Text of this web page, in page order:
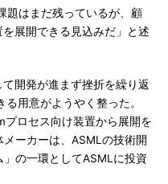
題はまだ残っているが、顧
展開できる見込みだ」と述
開発が進まず挫折を繰り返
用意がようやく整った。
ロセス向け装置から展開を
ーカーは、ASMLの技術開
の一環としてASMLに投資